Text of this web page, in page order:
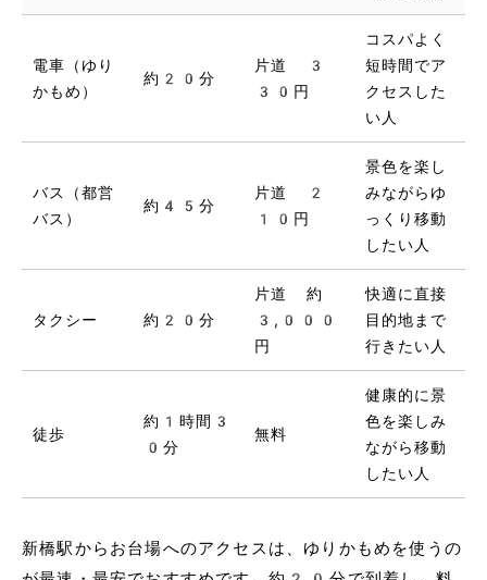
電車（ゆり
かもめ）
約20分
片道 3
30円
コスパよく
短時間でア
クセスした
い人
バス（都営
バス）
約45分
片道 2
10円
景色を楽し
みながらゆ
っくり移動
したい人
タクシー 約20分
片道 約
3,000
円
快適に直接
目的地まで
行きたい人
徒歩
約1時間3
0分
無料
健康的に景
色を楽しみ
ながら移動
したい人
新橋駅からお台場へのアクセスは、ゆりかもめを使うの